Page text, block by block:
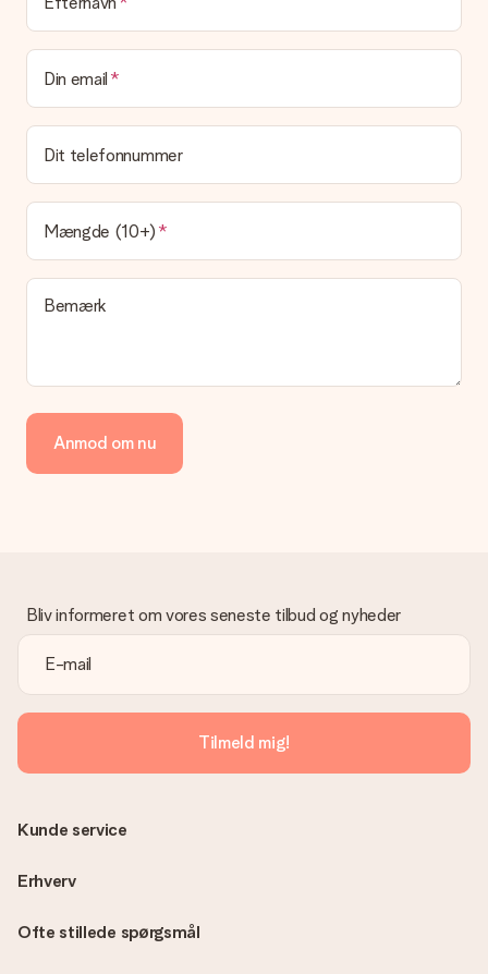
leveringsomkostninger
Kan jeg vælge en leveringsdato?
Det er ikke muligt at vælge en bestemt leveringsdato.
Hvad er leveringstiden, og hvornår modtager jeg min
gave?
Leveringstiden findes på gavens produktside. Du kan stole på,
at vores postfirma leverer din gave på denne dag.
Hvilke leveringsmuligheder kan jeg vælge?
I øjeblikket er det ikke (endnu) muligt at vælge en
leveringsindstilling. Den gave, du vil bestille, sendes enten som
en pakke eller som postkasse levering. Vil du gerne vide
hvilken måde din ordre sendes på? Kontakt venligst vores
Vi tilbyder følgende betalingsmetoder: Dankort, Paypal,
kreditkort, faktura via Klarna eller bankoverførsel. I tilfælde af
manuel betaling overførsel, skal du tage højde for en ekstra 3
venligst vores kundeservice, de hjælper gerne med at finde en
passende løsning.
Er fakturaen sendt sammen med ordren?
Ingen faktura sendes med din ordre. Du modtager altid
fakturaen i bekræftelsesemailen, og du kan altid finde den i din
MySurprise-konto. Det betyder at du kan få gaven leveret
direkte til modtageren, hvilket gør det til en sand
overraskelse!
Din email
Dit telefonnummer
Mængde (10+)
Bemærk
Anmod om nu
Bliv informeret om vores seneste tilbud og nyheder
Tilmeld mig!
Ofte stillede spørgsmål
Kunde service
Erhverv